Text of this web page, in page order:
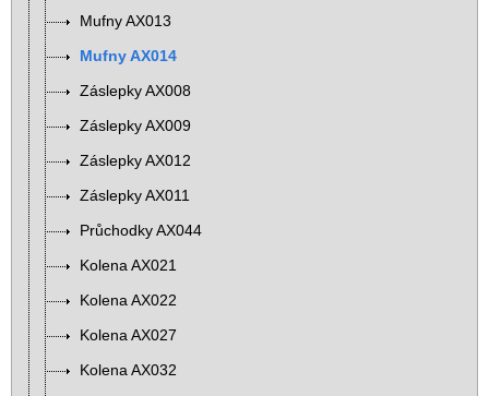
Mufny AX013
Mufny AX014
Záslepky AX008
Záslepky AX009
Záslepky AX012
Záslepky AX011
Průchodky AX044
Kolena AX021
Kolena AX022
Kolena AX027
Kolena AX032